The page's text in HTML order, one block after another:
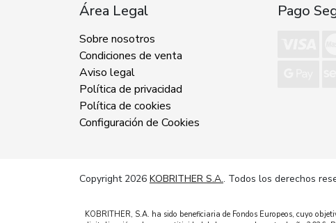
Área Legal
Sobre nosotros
Condiciones de venta
Aviso legal
Política de privacidad
Política de cookies
Configuración de Cookies
Pago
Copyright 2026 KOBRITHER S.A.. Todos los derechos
KOBRITHER, S.A. ha sido beneficiaria de Fondos Europeos, cuyo